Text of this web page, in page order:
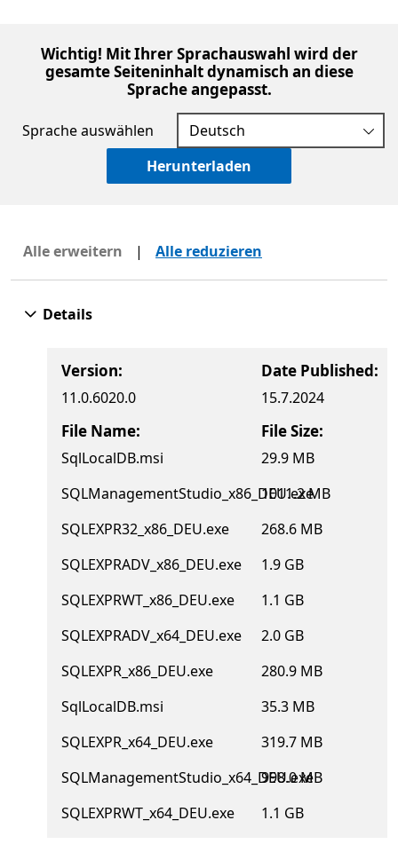
Wichtig! Mit Ihrer Sprachauswahl wird der
gesamte Seiteninhalt dynamisch an diese
Sprache angepasst.
Sprache auswählen
Herunterladen
Alle erweitern | Alle reduzieren
Details
Version:
11.0.6020.0
Date Published:
15.7.2024
File Name:
SqlLocalDB.msi
SQLManagementStudio_x86_DEU.exe
SQLEXPR32_x86_DEU.exe
SQLEXPRADV_x86_DEU.exe
SQLEXPRWT_x86_DEU.exe
SQLEXPRADV_x64_DEU.exe
SQLEXPR_x86_DEU.exe
SqlLocalDB.msi
SQLEXPR_x64_DEU.exe
SQLManagementStudio_x64_DEU.exe
SQLEXPRWT_x64_DEU.exe
File Size:
29.9 MB
1011.2 MB
268.6 MB
1.9 GB
1.1 GB
2.0 GB
280.9 MB
35.3 MB
319.7 MB
998.0 MB
1.1 GB